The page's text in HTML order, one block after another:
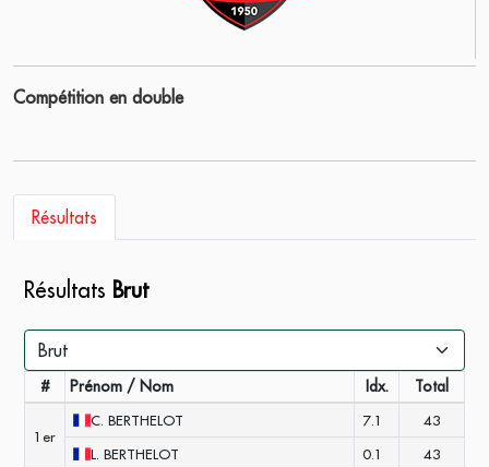
Compétition en double
Résultats
Résultats Brut
# Prénom / Nom Idx. Total
1er
C. BERTHELOT 7.1
43
L. BERTHELOT 0.1 43